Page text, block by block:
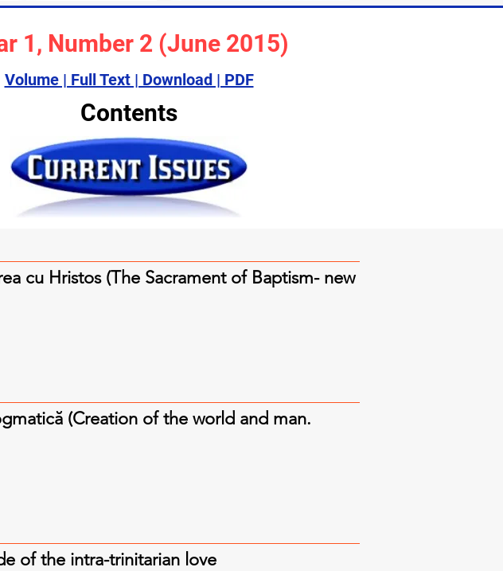
1, Number 2 (June 2015)
Volume | Full Text | Download | PDF
Contents
cu Hristos (The Sacrament of Baptism- new
(Creation of the world and man.
of the intra-trinitarian love